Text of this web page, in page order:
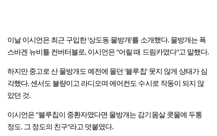
이날 이시언은 최근 구입한 '상도동 물방개'를 소개했다. 물방개는 폭
스바겐 뉴비틀 컨버터블로, 이시언은 "어릴 때 드림카였다"고 말했다.
하지만 중고로 산 물방개도 예전에 몰던 '블루칩' 못지 않게 상태가 심
각했다. 센서도 불량이고 라디오며 에어컨도 수시로 작동이 되지 않
았던 것.
이시언은 "블루칩이 중환자였다면 물방개는 감기몸살 콧물에 두통
정도. 그 정도의 친구"라고 덧붙였다.